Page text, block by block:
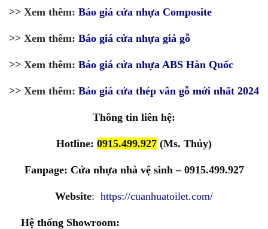
>> Xem thêm: Báo giá cửa nhựa Composite
>> Xem thêm: Báo giá cửa nhựa giả gỗ
>> Xem thêm: Báo giá cửa nhựa ABS Hàn Quốc
>> Xem thêm: Báo giá cửa thép vân gỗ mới nhất 2024
Thông tin liên hệ:
Hotline: 0915.499.927 (Ms. Thủy)
Fanpage: Cửa nhựa nhà vệ sinh – 0915.499.927
Website: https://cuanhuatoilet.com/
Hệ thống Showroom: